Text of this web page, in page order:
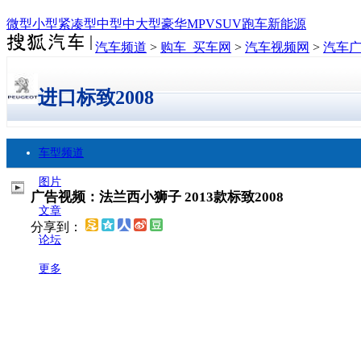
微型小型紧凑型中型中大型豪华MPVSUV跑车新能源
汽车频道 > 购车_买车网 > 汽车视频网 > 汽车
进口标致2008
车型频道
图片
文章
论坛
更多
广告视频：法兰西小狮子 2013款标致2008
分享到：